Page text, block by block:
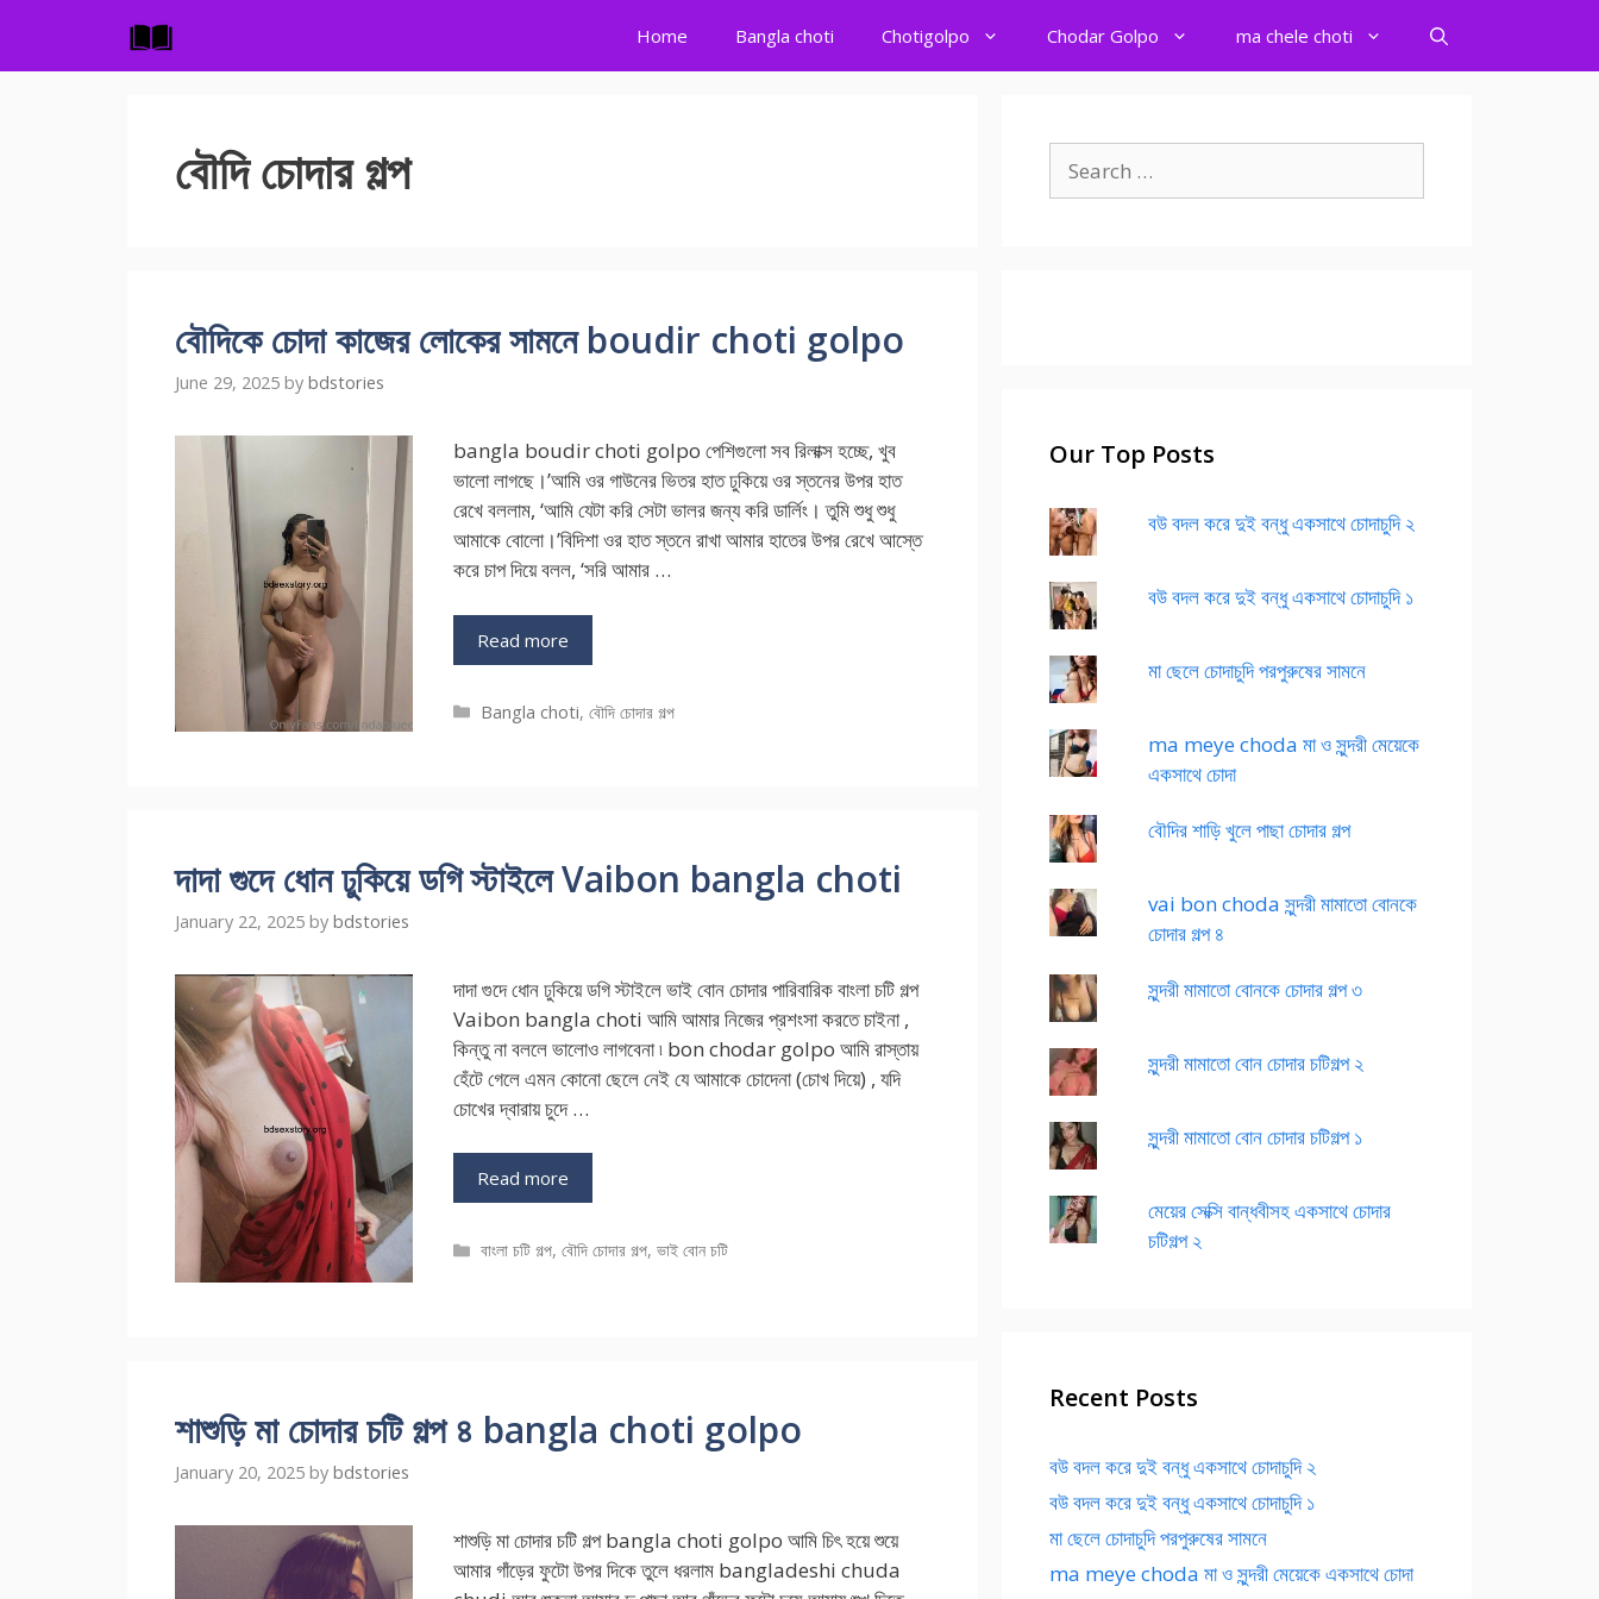
content
Home Bangla choti Chotigolpo Chodar Golpo ma chele choti
বৌদি চোদার গল্প
বৌদিকে চোদা কাজের লোকের সামনে boudir choti golpo
June 29, 2025 by bdstories
bangla boudir choti golpo পেশিগুলো সব রিলাক্স হচ্ছে, খুব
ভালো লাগছে।’আমি ওর গাউনের ভিতর হাত ঢুকিয়ে ওর স্তনের উপর হাত
রেখে বললাম, ‘আমি যেটা করি সেটা ভালর জন্য করি ডার্লিং। তুমি শুধু শুধু
আমাকে বোলো।’বিদিশা ওর হাত স্তনে রাখা আমার হাতের উপর রেখে আস্তে
করে চাপ দিয়ে বলল, ‘সরি আমার …
Read more
Categories
Bangla choti,বৌদি চোদার গল্প
দাদা গুদে ধোন ঢুকিয়ে ডগি স্টাইলে Vaibon bangla choti
January 22, 2025 by bdstories
দাদা গুদে ধোন ঢুকিয়ে ডগি স্টাইলে ভাই বোন চোদার পারিবারিক বাংলা চটি গল্প
Vaibon bangla choti আমি আমার নিজের প্রশংসা করতে চাইনা ,
কিন্তু না বললে ভালোও লাগবেনা ৷ bon chodar golpo আমি রাস্তায়
হেঁটে গেলে এমন কোনো ছেলে নেই যে আমাকে চোদেনা (চোখ দিয়ে) , যদি
চোখের দ্বারায় চুদে …
Read more
Categories
বাংলা চটি গল্প,বৌদি চোদার গল্প,ভাই বোন চটি
শাশুড়ি মা চোদার চটি গল্প ৪ bangla choti golpo
January 20, 2025 by bdstories
শাশুড়ি মা চোদার চটি গল্প bangla choti golpo আমি চিৎ হয়ে শুয়ে
আমার গাঁড়ের ফুটো উপর দিকে তুলে ধরলাম bangladeshi chuda
for:
Our Top Posts
বউ বদল করে দুই বন্ধু একসাথে চোদাচুদি ২
বউ বদল করে দুই বন্ধু একসাথে চোদাচুদি ১
মা ছেলে চোদাচুদি পরপুরুষের সামনে
ma meye choda মা ও সুন্দরী মেয়েকে
একসাথে চোদা
বৌদির শাড়ি খুলে পাছা চোদার গল্প
vai bon choda সুন্দরী মামাতো বোনকে
চোদার গল্প ৪
সুন্দরী মামাতো বোনকে চোদার গল্প ৩
সুন্দরী মামাতো বোন চোদার চটিগল্প ২
সুন্দরী মামাতো বোন চোদার চটিগল্প ১
মেয়ের সেক্সি বান্ধবীসহ একসাথে চোদার
চটিগল্প ২
Recent Posts
বউ বদল করে দুই বন্ধু একসাথে চোদাচুদি ২
বউ বদল করে দুই বন্ধু একসাথে চোদাচুদি ১
মা ছেলে চোদাচুদি পরপুরুষের সামনে
ma meye choda মা ও সুন্দরী মেয়েকে একসাথে চোদা